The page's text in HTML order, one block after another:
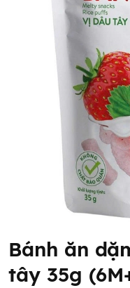
Bánh ăn
tây 35g